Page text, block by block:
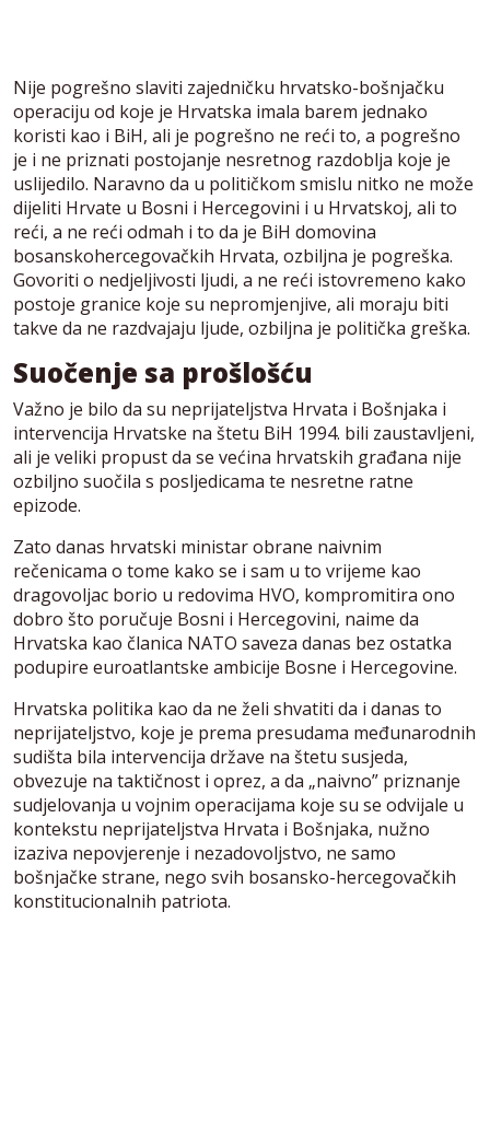
Nije pogrešno slaviti zajedničku hrvatsko-bošnjačku
operaciju od koje je Hrvatska imala barem jednako
koristi kao i BiH, ali je pogrešno ne reći to, a pogrešno
je i ne priznati postojanje nesretnog razdoblja koje je
uslijedilo. Naravno da u političkom smislu nitko ne može
dijeliti Hrvate u Bosni i Hercegovini i u Hrvatskoj, ali to
reći, a ne reći odmah i to da je BiH domovina
bosanskohercegovačkih Hrvata, ozbiljna je pogreška.
Govoriti o nedjeljivosti ljudi, a ne reći istovremeno kako
postoje granice koje su nepromjenjive, ali moraju biti
takve da ne razdvajaju ljude, ozbiljna je politička greška.
Suočenje sa prošlošću
Važno je bilo da su neprijateljstva Hrvata i Bošnjaka i
intervencija Hrvatske na štetu BiH 1994. bili zaustavljeni,
ali je veliki propust da se većina hrvatskih građana nije
ozbiljno suočila s posljedicama te nesretne ratne
epizode.
Zato danas hrvatski ministar obrane naivnim
rečenicama o tome kako se i sam u to vrijeme kao
dragovoljac borio u redovima HVO, kompromitira ono
dobro što poručuje Bosni i Hercegovini, naime da
Hrvatska kao članica NATO saveza danas bez ostatka
podupire euroatlantske ambicije Bosne i Hercegovine.
Hrvatska politika kao da ne želi shvatiti da i danas to
neprijateljstvo, koje je prema presudama međunarodnih
sudišta bila intervencija države na štetu susjeda,
obvezuje na taktičnost i oprez, a da „naivno” priznanje
sudjelovanja u vojnim operacijama koje su se odvijale u
kontekstu neprijateljstva Hrvata i Bošnjaka, nužno
izaziva nepovjerenje i nezadovoljstvo, ne samo
bošnjačke strane, nego svih bosansko-hercegovačkih
konstitucionalnih patriota.